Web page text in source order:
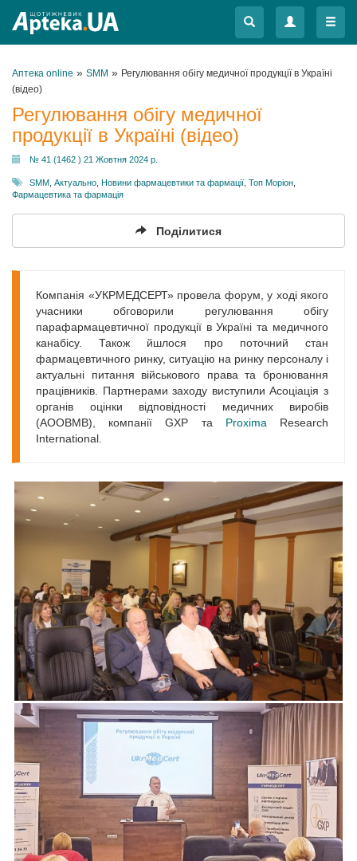
Меню
Меню
Аптека online » SMM » Регулювання обігу медичної продукції в Україні
(відео)
Регулювання обігу медичної
продукції в Україні (відео)
№ 41 (1462 ) 21 Жовтня 2024 р.
SMM Актуально Новини фармацевтики та фармації Топ Моріон
Фармацевтика та фармація
Поділитися
Компанія «УКРМЕДСЕРТ» провела форум, у ході якого
учасники обговорили регулювання обігу
парафармацевтичної продукції в Україні та медичного
канабісу. Також йшлося про поточний стан
фармацевтичного ринку, ситуацію на ринку персоналу і
актуальні питання військового права та бронювання
працівників. Партнерами заходу виступили Асоціація з
органів оцінки відповідності медичних виробів
(АООВМВ), компанії GXP та Proxima Research
International.